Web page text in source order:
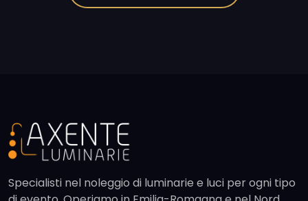
Specialisti nel noleggio di luminarie e luci per ogni tipo